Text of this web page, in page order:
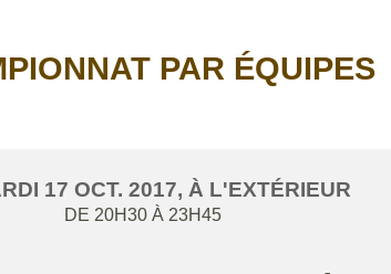
PAR ÉQUIPES
17 OCT. 2017, À L'EXTÉRIEUR
DE 20H30 À 23H45